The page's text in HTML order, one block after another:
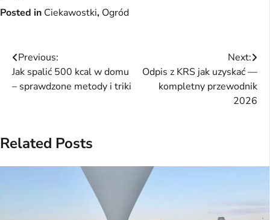
Posted in Ciekawostki, Ogród
Nawigacja
wpisu
Previous:
Jak spalić 500 kcal w domu
– sprawdzone metody i triki
Next:
Odpis z KRS jak uzyskać —
kompletny przewodnik
2026
Related Posts